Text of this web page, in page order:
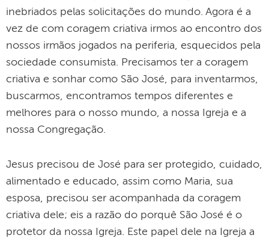
inebriados pelas solicitações do mundo. Agora é a
vez de com coragem criativa irmos ao encontro dos
nossos irmãos jogados na periferia, esquecidos pela
sociedade consumista. Precisamos ter a coragem
criativa e sonhar como São José, para inventarmos,
buscarmos, encontramos tempos diferentes e
melhores para o nosso mundo, a nossa Igreja e a
nossa Congregação.
Jesus precisou de José para ser protegido, cuidado,
alimentado e educado, assim como Maria, sua
esposa, precisou ser acompanhada da coragem
criativa dele; eis a razão do porquê São José é o
protetor da nossa Igreja. Este papel dele na Igreja a